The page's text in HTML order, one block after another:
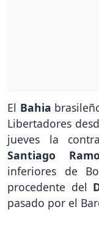
El Bahia
Libertadores
jueves la
Santiago
inferiores de
procedente del
pasado por el